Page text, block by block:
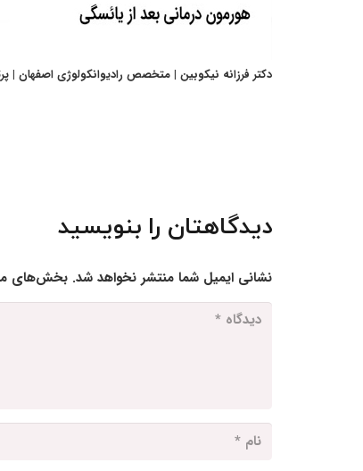
دکتر فرزانه نیکوبین | متخصص رادیوانکولوژی اصفهان |
دیدگاهتان را بنویسید
نشانی ایمیل شما منتشر نخواهد شد. بخش‌های